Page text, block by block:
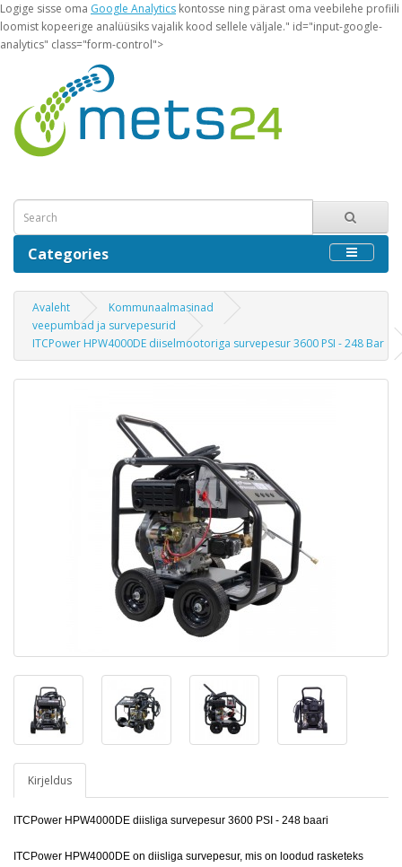
Logige sisse oma Google Analytics kontosse ning pärast oma veebilehe profiili
loomist kopeerige analüüsiks vajalik kood sellele väljale." id="input-google-
analytics" class="form-control">
Categories
Avaleht
Kommunaalmasinad
veepumbad ja survepesurid
ITCPower HPW4000DE diiselmootoriga survepesur 3600 PSI - 248 Bar
Kirjeldus
ITCPower HPW4000DE diisliga survepesur 3600 PSI - 248 baari
ITCPower HPW4000DE on diisliga survepesur, mis on loodud rasketeks